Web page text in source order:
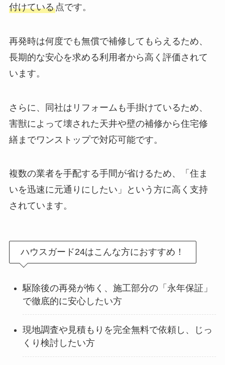
付けている点です。
再発時は何度でも無償で補修してもらえるため、
長期的な安心を求める利用者から高く評価されて
います。
さらに、同社はリフォームも手掛けているため、
害獣によって壊された天井や壁の補修から住宅修
繕までワンストップで対応可能です。
複数の業者を手配する手間が省けるため、「住ま
いを迅速に元通りにしたい」という方に高く支持
されています。
ハウスガード24はこんな方におすすめ！
駆除後の再発が怖く、施工部分の「永年保証」
で徹底的に安心したい方
現地調査や見積もりを完全無料で依頼し、じっ
くり検討したい方